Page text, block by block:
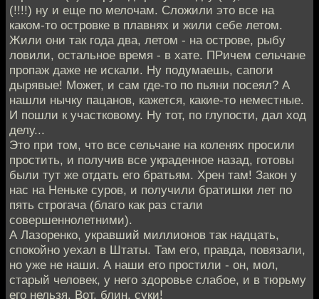
(!!!!) ну и еще по мелочам. Сложили это все на
каком-то островке в плавнях и жили себе летом.
Жили они так года два, летом - на острове, рыбу
ловили, остальное время - в хате. ПРичем сельчане
пропаж даже не искали. Ну подумаешь, сапоги
дырявые! Может, и сам где-то по пьяни посеял? А
нашли нычку пацанов, кажется, какие-то неместные.
И пошли к участковому. Ну тот, по глупости, дал ход
делу...
Это при том, что все сельчане на коленях просили
простить, и получив все украденное назад, готовы
были тут же отдать его братьям. Хрен там! Закон у
нас на Неньке суров, и получили братишки лет по
пять строгача (благо как раз стали
совершеннолетними).
А Лазоренко, укравший миллионов так надцать,
спокойно уехал в Штаты. Там его, правда, повязали,
но уже не наши. А наши его простили - он, мол,
старый человек, у него здоровье слабое, и в тюрьму
его нельзя. Вот, блин, суки!